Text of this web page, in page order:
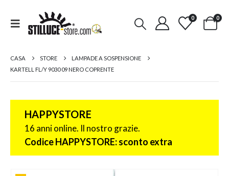
0 0
CASA STORE
LAMPADE A SOSPENSIONE
KARTELL FL/Y 9030 09 NERO COPRENTE
HAPPYSTORE
16 anni online. Il nostro grazie.
Codice HAPPYSTORE: sconto extra